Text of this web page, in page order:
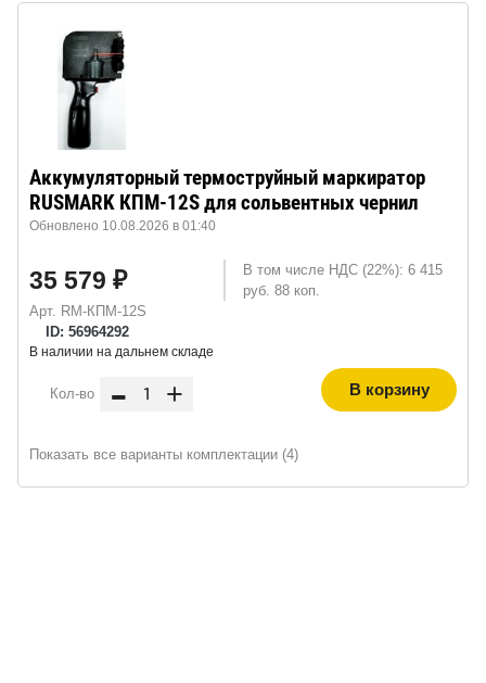
Арт. RM-КПМ-12S
ID: 56964292
Аккумуляторный термоструйный маркиратор
RUSMARK КПМ-12S для сольвентных чернил
Обновлено 10.08.2026 в 01:40
35 579 ₽
В том числе НДС (22%): 6 415
руб. 88 коп.
В наличии на дальнем складе
Кол-во - + В корзину
Показать все варианты комплектации (4)